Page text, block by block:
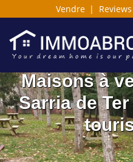
Vendre | Reviews
Maisons à
Sarria de